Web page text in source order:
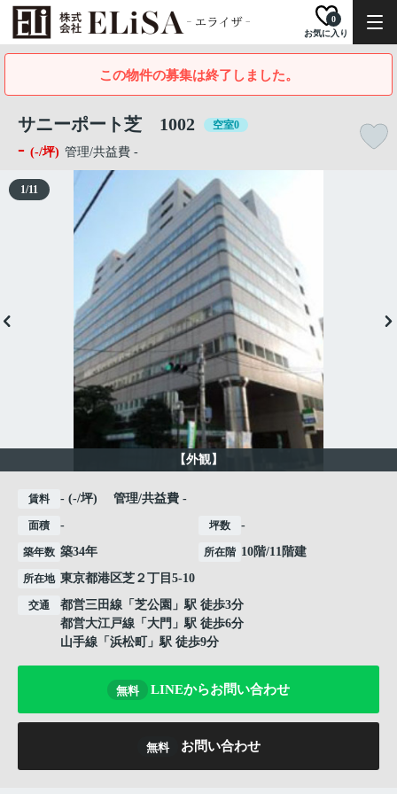
お気に入り
0
この物件の募集は終了しました。
サニーポート芝 1002 空室0
- (-/坪) 管理/共益費 -
【外観】
1/11
賃料 - (-/坪) 管理/共益費 -
面積 - 坪数 -
築年数 築34年 所在階 10階/11階建
所在地 東京都港区芝 ２丁目5-10
交通 都営三田線 「 芝公園 」駅 徒歩3分
都営大江戸線 「 大門 」駅 徒歩6分
山手線 「 浜松町 」駅 徒歩9分
無料 LINEからお問い合わせ
無料 お問い合わせ